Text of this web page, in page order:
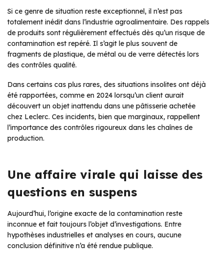
Si ce genre de situation reste exceptionnel, il n’est pas
totalement inédit dans l’industrie agroalimentaire. Des rappels
de produits sont régulièrement effectués dès qu’un risque de
contamination est repéré. Il s’agit le plus souvent de
fragments de plastique, de métal ou de verre détectés lors
des contrôles qualité.
Dans certains cas plus rares, des situations insolites ont déjà
été rapportées, comme en 2024 lorsqu’un client aurait
découvert un objet inattendu dans une pâtisserie achetée
chez Leclerc. Ces incidents, bien que marginaux, rappellent
l’importance des contrôles rigoureux dans les chaînes de
production.
Une affaire virale qui laisse des
questions en suspens
Aujourd’hui, l’origine exacte de la contamination reste
inconnue et fait toujours l’objet d’investigations. Entre
hypothèses industrielles et analyses en cours, aucune
conclusion définitive n’a été rendue publique.